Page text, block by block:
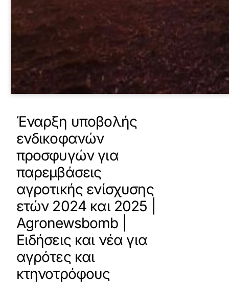
Έναρξη υποβολής
ενδικοφανών
προσφυγών για
παρεμβάσεις
αγροτικής ενίσχυσης
ετών 2024 και 2025 |
Agronewsbomb |
Ειδήσεις και νέα για
αγρότες και
κτηνοτρόφους